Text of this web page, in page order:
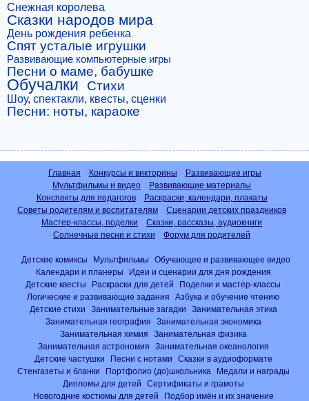
Снежная королева
Сказки народов мира
День рождения ребенка
Спят усталые игрушки
Развивающие компьютерные игры
Песни о маме, бабушке
Обучалки Стихи
Шоу, спектакли, квесты, сценки
Песни: ноты, караоке
Главная Конкурсы и викторины
Развивающие игры
Мультфильмы и видео
Развивающие материалы
Конспекты для педагогов
Раскраски, календари, плакаты
Советы родителям и воспитателям
Сценарии детских праздников
Мастер-классы, поделки
Сказки, рассказы, аудиокниги
Солнечные песни и стихи
Форум для родителей
Детские комиксы Мультфильмы
Обучающее и развивающее видео
Календари и планеры
Идеи и сценарии для дня рождения
Детские квесты
Раскраски для детей
Поделки и мастер-классы
Логические и развивающие задания
Азбука и обучение чтению
Детские стихи
Занимательные загадки
Занимательная этика
Занимательная география
Занимательная экономика
Занимательная химия
Занимательная физика
Занимательная астрономия
Занимательная океанология
Детские частушки
Песни с нотами
Сказки в аудиоформате
Стенгазеты и бланки
Портфолио (до)школьника
Медали и награды
Дипломы для детей
Сертификаты и грамоты
Новогодние костюмы для детей
Подбор имён и их значение